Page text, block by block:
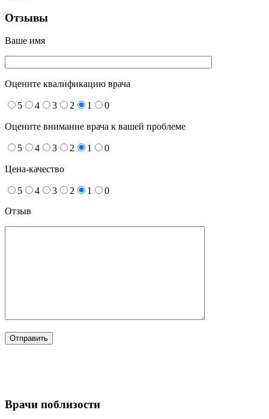
Отзывы
Ваше имя
Оцените квалификацию врача
5 4 3 2 1 0
Оцените внимание врача к вашей проблеме
5 4 3 2 1 0
Цена-качество
5 4 3 2 1
0
Отзыв
Врачи поблизости